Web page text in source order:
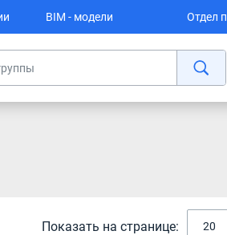
BIM - модели Отдел
Показать на странице: 20